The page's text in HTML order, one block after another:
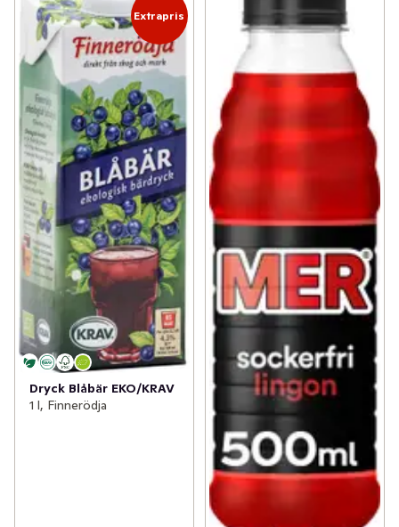
Extrapris
Dryck Blåbär EKO/KRAV
1 l, Finnerödja